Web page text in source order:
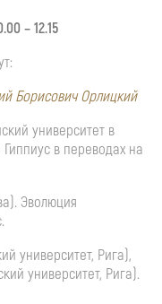
– 12.15
Борисович Орлицкий
университет в
в переводах на
Эволюция
университет, Рига),
университет, Рига).